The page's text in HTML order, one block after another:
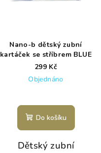
Nano-b dětský zubní
kartáček se stříbrem BLUE
299 Kč
Objednáno
Do košíku
Dětský zubní